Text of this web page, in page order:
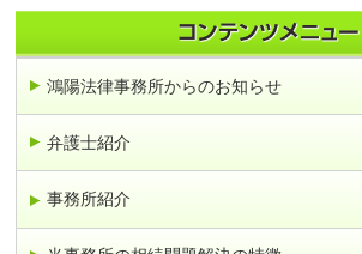
鴻陽法律事務所からのお知らせ
弁護士紹介
事務所紹介